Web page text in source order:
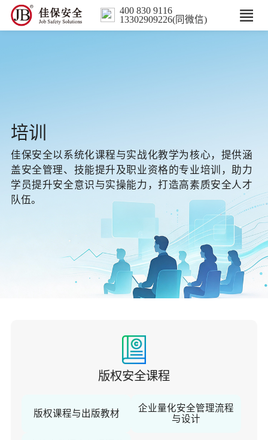
400 830 9116
13302909226(同微信)
行业案例
培训
培训
佳保安全以系统化课程与实战化教学为核心，提供涵
盖安全管理、技能提升及职业资格的专业培训，助力
学员提升安全意识与实操能力，打造高素质安全人才
队伍。
版权安全课程
版权课程与出版教材
企业量化安全管理流程
与设计